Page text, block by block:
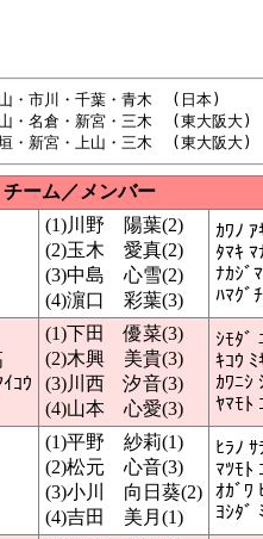
市川・千葉・青木  (日本)
倉・新宮・三木  (東大阪大)
チーム／メンバー
(1)川野 陽葉(2)
(2)玉木 愛真(2)
(3)中島 心雪(2)
(4)濵口 彩葉(3)
ｶﾜﾉ ｱ
ﾀﾏｷ ﾏ
ﾅｶｼﾞ
ﾊﾏｸﾞ
ｺｳ
(1)下田 優菜(3)
(2)木興 美貴(3)
(3)川西 汐音(3)
(4)山本 心愛(3)
ｼﾓﾀﾞ
ｷｺｳ ﾐ
ｶﾜﾆｼ
ﾔﾏﾓﾄ
(1)平野 紗莉(1)
(2)松元 心音(3)
(3)小川 向日葵(2)
(4)吉田 美月(1)
ﾋﾗﾉ ｻ
ﾏﾂﾓﾄ
ｵｶﾞﾜ
ﾖｼﾀﾞ